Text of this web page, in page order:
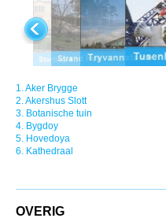
1.Aker Brygge
2.Akershus Slott
3. Botanische tuin
4. Bygdoy
5. Hovedoya
6. Kathedraal
OVERIG